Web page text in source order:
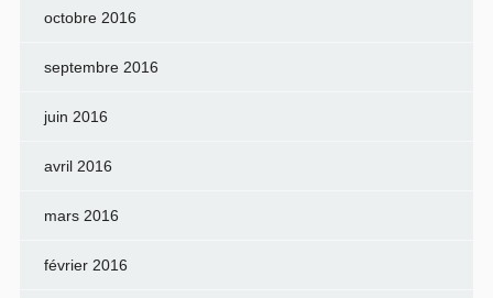
octobre 2016
septembre 2016
juin 2016
avril 2016
mars 2016
février 2016